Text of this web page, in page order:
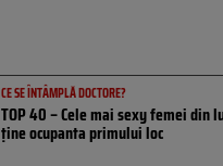
CE SE ÎNTÂMPLĂ DOCTORE?
TOP 40 – Cele mai sexy femei din
ține ocupanta primului loc